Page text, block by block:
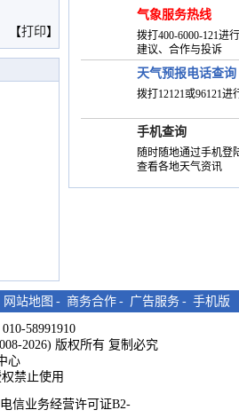
【打印】
气象服务热线
拨打400-6000-121进
建议、合作与投诉
天气预报电话查询
拨打12121或96121进
手机查询
随时随地通过手机登
查看各地天气资讯
网站地图 - 商务合作 - 广告服务 - 手机版
58991910
2026) 版权所有 复制必究
心
禁止使用
信业务经营许可证B2-